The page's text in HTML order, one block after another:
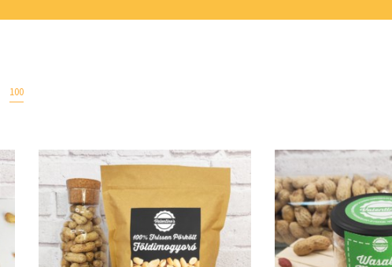
100